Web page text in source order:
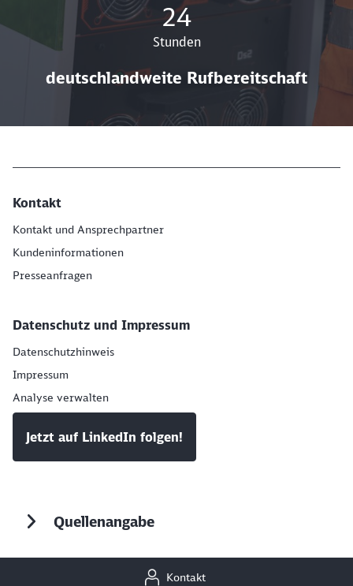
Kontakt
24
Stunden
deutschlandweite Rufbereitschaft
über 970 Wallboxen und Ladesäulen haben wir geplant,
Kontakt
Kontakt und Ansprechpartner
Kundeninformationen
Presseanfragen
Datenschutz und Impressum
Datenschutzhinweis
Impressum
Analyse verwalten
Jetzt auf LinkedIn folgen!
Quellenangabe